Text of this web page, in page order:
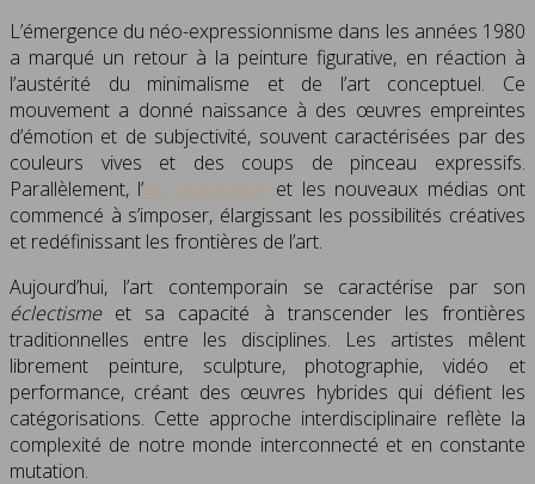
L’émergence du néo-expressionnisme dans les années 1980
a marqué un retour à la peinture figurative, en réaction à
l’austérité du minimalisme et de l’art conceptuel. Ce
mouvement a donné naissance à des œuvres empreintes
d’émotion et de subjectivité, souvent caractérisées par des
couleurs vives et des coups de pinceau expressifs.
Parallèlement, l’art numérique et les nouveaux médias ont
commencé à s’imposer, élargissant les possibilités créatives
et redéfinissant les frontières de l’art.
Aujourd’hui, l’art contemporain se caractérise par son
éclectisme et sa capacité à transcender les frontières
traditionnelles entre les disciplines. Les artistes mêlent
librement peinture, sculpture, photographie, vidéo et
performance, créant des œuvres hybrides qui défient les
catégorisations. Cette approche interdisciplinaire reflète la
complexité de notre monde interconnecté et en constante
mutation.